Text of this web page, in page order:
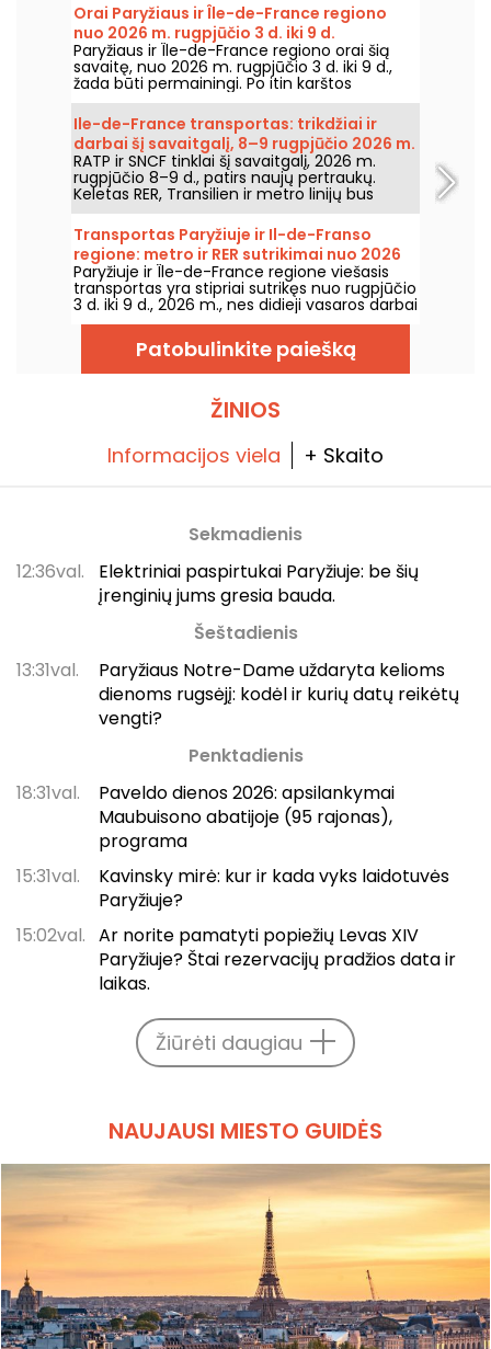
Orai Paryžiaus ir Île-de-France regiono
nuo 2026 m. rugpjūčio 3 d. iki 9 d.
Paryžiaus ir Île-de-France regiono orai šią
savaitę, nuo 2026 m. rugpjūčio 3 d. iki 9 d.,
žada būti permainingi. Po itin karštos
pirmadienio, kai buvo rizika perkūnijų,
temperatūros laikysis palaipsniui kris, kol grįš
šiltesnis ir saulėtas oras savaitgalį.
Ile-de-France transportas: trikdžiai ir
darbai šį savaitgalį, 8–9 rugpjūčio 2026 m.
RATP ir SNCF tinklai šį savaitgalį, 2026 m.
rugpjūčio 8–9 d., patirs naujų pertraukų.
Keletas RER, Transilien ir metro linijų bus
paveiktos darbų ir laikino sustojimo;
pateikiame viską, ką reikia žinoti, kad
galėtumėte iš anksto suplanuoti keliones.
Transportas Paryžiuje ir Il-de-Franso
regione: metro ir RER sutrikimai nuo 2026
m. rugpjūčio 3 d. iki 9 d.
Paryžiuje ir Île-de-France regione viešasis
transportas yra stipriai sutrikęs nuo rugpjūčio
3 d. iki 9 d., 2026 m., nes didieji vasaros darbai
itin smarkiai paveikia kai kurias linijas,
praneša RATP ir SNCF.
Patobulinkite paiešką
ŽINIOS
Informacijos viela + Skaito
Sekmadienis
12:36val.
Elektriniai paspirtukai Paryžiuje: be šių
įrenginių jums gresia bauda.
Šeštadienis
13:31val.
Paryžiaus Notre-Dame uždaryta kelioms
dienoms rugsėjį: kodėl ir kurių datų reikėtų
vengti?
Penktadienis
18:31val.
Paveldo dienos 2026: apsilankymai
Maubuisono abatijoje (95 rajonas),
programa
15:31val.
Kavinsky mirė: kur ir kada vyks laidotuvės
Paryžiuje?
15:02val. Ar norite pamatyti popiežių Levas XIV
Paryžiuje? Štai rezervacijų pradžios data ir
laikas.
Žiūrėti daugiau
NAUJAUSI MIESTO GUIDĖS